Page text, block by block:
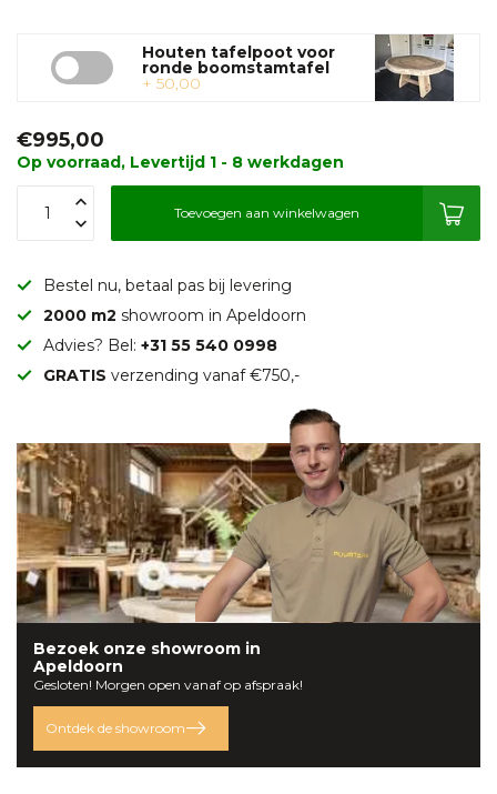
Houten tafelpoot voor
ronde boomstamtafel
+ 50,00
€995,00
Op voorraad, Levertijd 1 - 8 werkdagen
Toevoegen aan winkelwagen
Bestel nu, betaal pas bij levering
2000 m2 showroom in Apeldoorn
Advies? Bel: +31 55 540 0998
GRATIS verzending vanaf €750,-
Bezoek onze showroom in
Apeldoorn
Gesloten! Morgen open vanaf op afspraak!
Ontdek de showroom